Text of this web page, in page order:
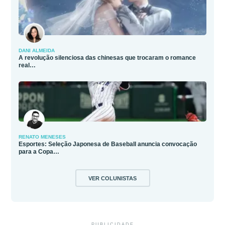
DANI ALMEIDA
A revolução silenciosa das chinesas que trocaram o romance
real…
RENATO MENESES
Esportes: Seleção Japonesa de Baseball anuncia convocação
para a Copa…
VER COLUNISTAS